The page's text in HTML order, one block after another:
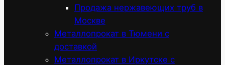
Продажа нержавеющих труб в
Москве
Металлопрокат в Тюмени с
доставкой
Металлопрокат в Иркутске с